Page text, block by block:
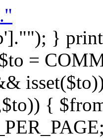
}
=
{